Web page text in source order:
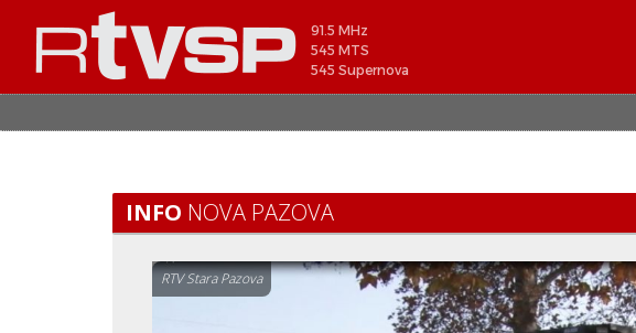
91.5 MHz
545 MTS
545 Supernova
INFO NOVA PAZOVA
RTV Stara Pazova